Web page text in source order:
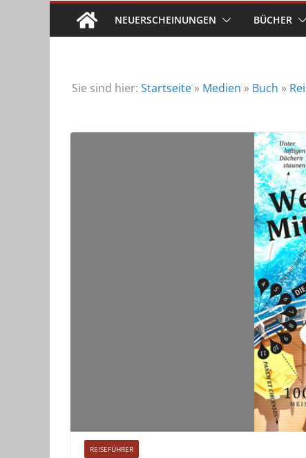
NEUERSCHEINUNGEN BÜCHER
Sie sind hier: Startseite » Medien » Buch »
REISEFÜHRER